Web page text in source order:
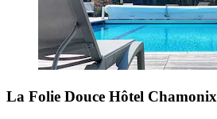
La Folie Douce Hôtel Chamonix